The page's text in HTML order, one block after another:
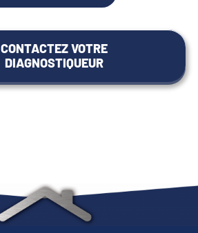
CONTACTEZ VOTRE
DIAGNOSTIQUEUR